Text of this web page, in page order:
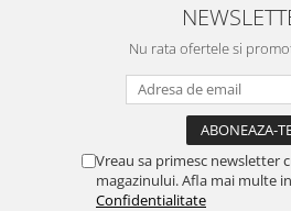
Nu rata ofertele si
Vreau sa primesc newsletter
magazinului. Afla mai multe in
Confidentialitate